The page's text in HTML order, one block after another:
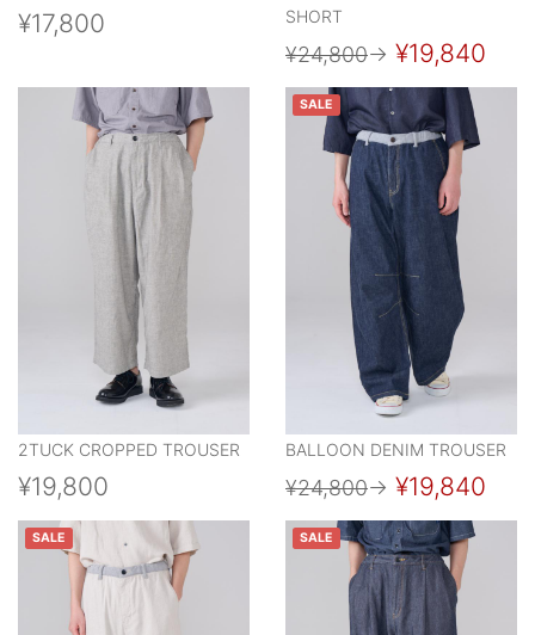
¥17,800
SHORT
¥24,800→ ¥19,840
2TUCK CROPPED TROUSER
¥19,800
SALE
BALLOON DENIM TROUSER
¥24,800→ ¥19,840
SALE SALE